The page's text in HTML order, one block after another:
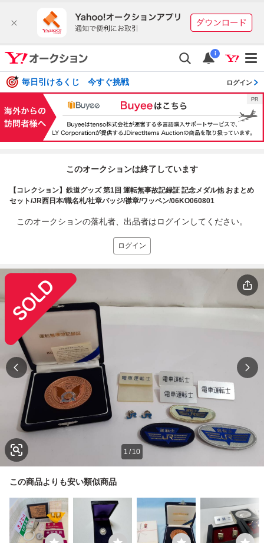
i
毎日引けるくじ 今すぐ挑戦 ログイン
このオークションは終了しています
【コレクション】鉄道グッズ 第1回 運転無事故記録証 記念メダル他 おまとめ
セット/JR西日本/職名札/社章バッジ/襟章/ワッペン/06KO060801
このオークションの落札者、出品者はログインしてください。
ログイン
1 / 10
この商品よりも安い類似商品